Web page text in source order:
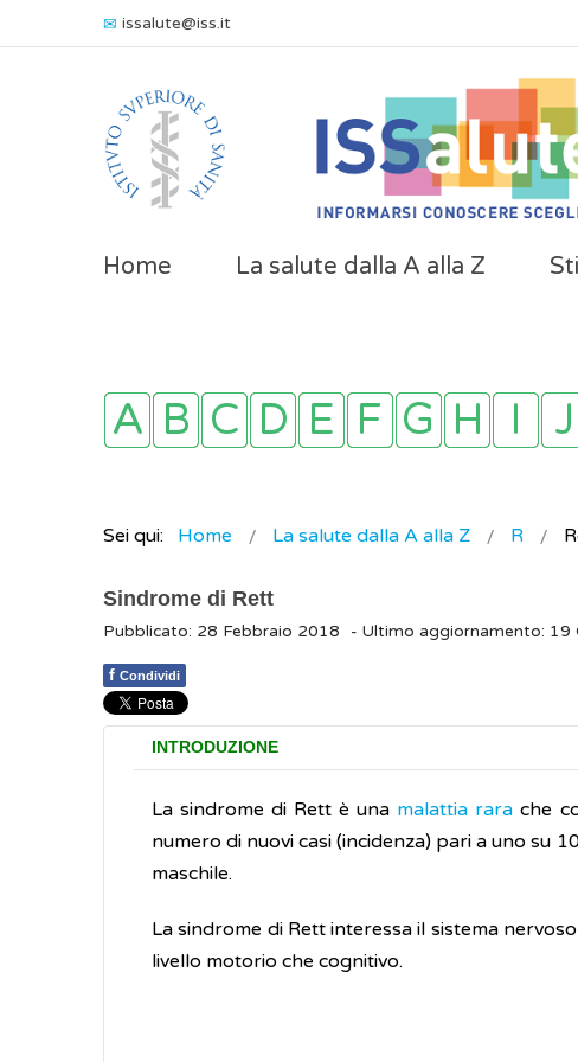
issalute@iss.it
Home La salute dalla A alla Z
Sei qui: Home La salute dalla A alla Z R
Sindrome di Rett
Pubblicato: 28 Febbraio 2018 - Ultimo aggiornamento:
f Condividi
INTRODUZIONE
La sindrome di Rett è una malattia rara che
numero di nuovi casi (incidenza) pari a uno su
maschile.
La sindrome di Rett interessa il sistema
livello motorio che cognitivo.